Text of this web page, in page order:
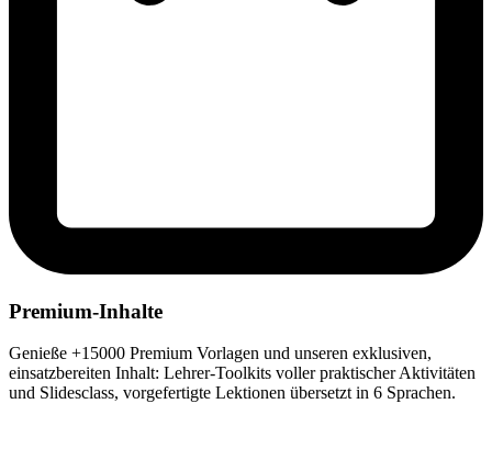
Premium-Inhalte
Genieße +15000 Premium Vorlagen und unseren exklusiven,
einsatzbereiten Inhalt: Lehrer-Toolkits voller praktischer Aktivitäten
und Slidesclass, vorgefertigte Lektionen übersetzt in 6 Sprachen.